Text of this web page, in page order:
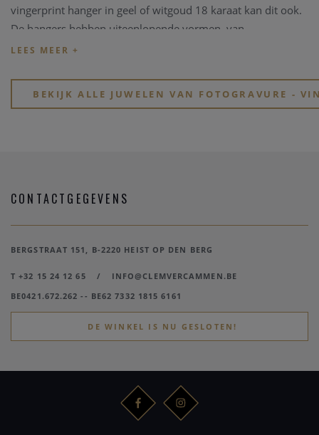
vingerprint hanger in geel of witgoud 18 karaat kan dit ook.
De hangers hebben uiteenlopende vormen, van
rechthoekige tot hartvormige hangers. Op de achterkant van
Asse juwelen zijn ook te vinden in onze zaak. We hebben
een collectie asse juwelen waarop we een vingerprint
BEKIJK ALLE JUWELEN VAN FOTOGRAVURE -
CONTACTGEGEVENS
BERGSTRAAT 151, B-2220 HEIST OP DEN BERG
T +32 15 24 12 65 /
INFO@CLEMVERCAMMEN.BE
BE0421.672.262 -- BE62 7332 1815 6161
DE WINKEL IS NU GESLOTEN!